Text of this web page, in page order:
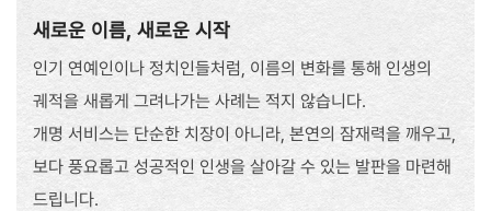
새로운 이름, 새로운 시작
인기 연예인이나 정치인들처럼, 이름의 변화를 통해 인생의
궤적을 새롭게 그려나가는 사례는 적지 않습니다.
개명 서비스는 단순한 치장이 아니라, 본연의 잠재력을 깨우고,
보다 풍요롭고 성공적인 인생을 살아갈 수 있는 발판을 마련해
드립니다.